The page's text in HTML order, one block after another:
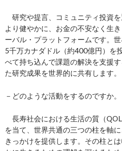
研究や提言、コミュニティ投資を
より健やかに、お金の不安なく生
ーバル・プラットフォームです。
5千万カナダドル（約400億円）を
べて持ち込んで課題の解決を支援
た研究成果を世界的に共有します。
－どのような活動をするのですか。
長寿社会における生活の質（
を当て、世界共通の三つの柱を軸
きっかけを提供します。その柱と